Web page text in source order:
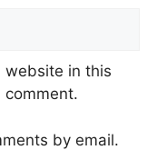
website in this
by email.